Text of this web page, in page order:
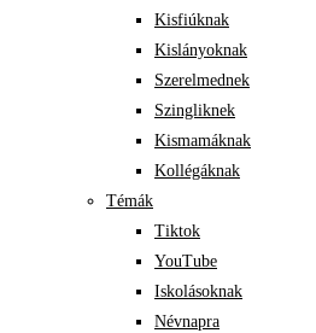
Kisfiúknak
Kislányoknak
Szerelmednek
Szingliknek
Kismamáknak
Kollégáknak
Témák
Tiktok
YouTube
Iskolásoknak
Névnapra